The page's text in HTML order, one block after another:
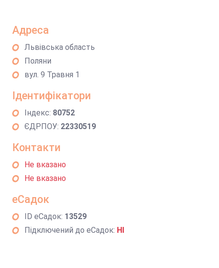
Адреса
Львівська область
Поляни
вул. 9 Травня 1
Ідентифікатори
Індекс: 80752
ЄДРПОУ: 22330519
Контакти
Не вказано
Не вказано
еСадок
ID еСадок: 13529
Підключений до еСадок: НІ